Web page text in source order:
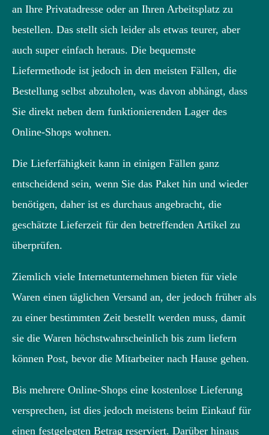
an Ihre Privatadresse oder an Ihren Arbeitsplatz zu
bestellen. Das stellt sich leider als etwas teurer, aber
auch super einfach heraus. Die bequemste
Liefermethode ist jedoch in den meisten Fällen, die
Bestellung selbst abzuholen, was davon abhängt, dass
Sie direkt neben dem funktionierenden Lager des
Online-Shops wohnen.
Die Lieferfähigkeit kann in einigen Fällen ganz
entscheidend sein, wenn Sie das Paket hin und wieder
benötigen, daher ist es durchaus angebracht, die
geschätzte Lieferzeit für den betreffenden Artikel zu
überprüfen.
Ziemlich viele Internetunternehmen bieten für viele
Waren einen täglichen Versand an, der jedoch früher als
zu einer bestimmten Zeit bestellt werden muss, damit
sie die Waren höchstwahrscheinlich bis zum liefern
können Post, bevor die Mitarbeiter nach Hause gehen.
Bis mehrere Online-Shops eine kostenlose Lieferung
versprechen, ist dies jedoch meistens beim Einkauf für
einen festgelegten Betrag reserviert. Darüber hinaus